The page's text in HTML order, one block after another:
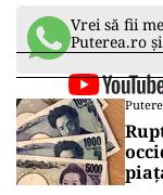
Vrei să fii
Puterea.ro